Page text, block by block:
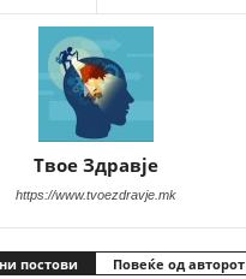
Твое Здравје
https://www.tvoezdravje.mk
постови Повеќе од авторот